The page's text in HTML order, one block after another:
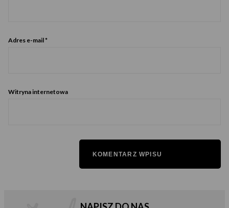
Adres e-mail*
Witryna internetowa